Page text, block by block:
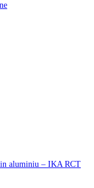
aluminiu – IKA RCT